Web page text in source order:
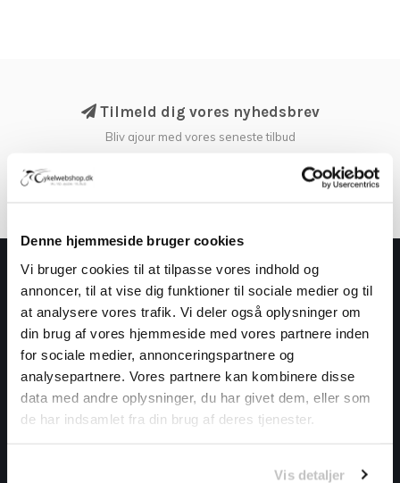
Denne hjemmeside bruger cookies
Vi bruger cookies til at tilpasse vores indhold og
annoncer, til at vise dig funktioner til sociale medier og til
at analysere vores trafik. Vi deler også oplysninger om
din brug af vores hjemmeside med vores partnere inden
for sociale medier, annonceringspartnere og
analysepartnere. Vores partnere kan kombinere disse
data med andre oplysninger, du har givet dem, eller som
de har indsamlet fra din brug af deres tjenester.
Vis detaljer
Tilmeld dig vores nyhedsbrev
Bliv ajour med vores seneste tilbud
Tilmeld
Cykelwebshop.dk er din online cykelforretning. Vi har et stort
udvalg af alt indenfor cykler, tilbehør, udstyr og reservedele.